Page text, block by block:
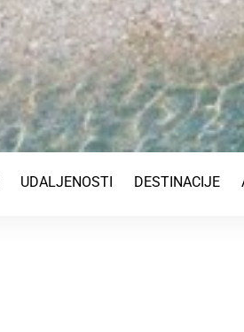
UDALJENOSTI DESTINACIJE